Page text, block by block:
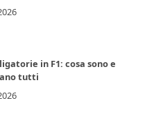
in F1: cosa sono e
tutti